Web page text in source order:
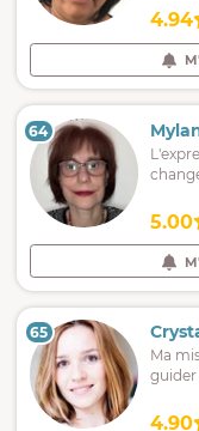
4.94
64
5.00
65
Ma
guider
4.90